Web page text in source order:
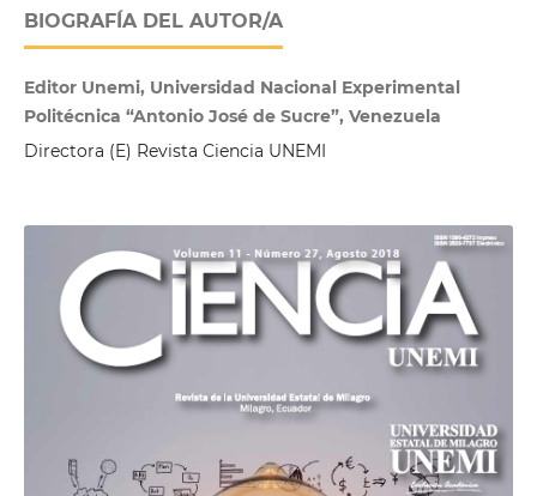
BIOGRAFÍA DEL AUTOR/A
Editor Unemi, Universidad Nacional Experimental
Politécnica “Antonio José de Sucre”, Venezuela
Directora (E) Revista Ciencia UNEMI